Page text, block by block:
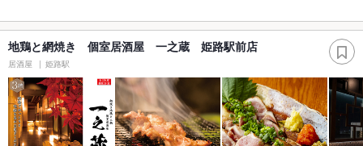
地鶏と網焼き 個室居酒屋 一之蔵 姫路駅前店
居酒屋 姫路駅